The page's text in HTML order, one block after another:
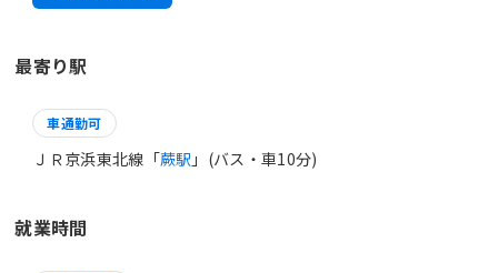
最寄り駅
車通勤可
ＪＲ京浜東北線「蕨駅 」(バス・車10分)
就業時間